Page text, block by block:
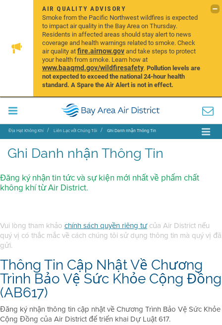
AIR QUALITY ADVISORY
Smoke from the Pacific Northwest wildfires is expected
to impact air quality in the Bay Area on Thursday.
Residents in affected areas should stay alert to news
coverage and health warnings related to smoke. Check
air quality atfire.airnow.govand take steps to protect
your health from smoke. Learn how at
www.baaqmd.gov/wildfiresafety.Pollution levels are
not expected to exceed the national 24-hour health
standard. A Spare the Air Alert is not in effect.
Địa Hạt Không Khí Liên Lạc với Chúng Tôi Ghi Danh nhận Thông Tin
Ghi Danh nhận Thông Tin
Đăng ký nhận tin tức và sự kiện mới nhất về phẩm chất
không khí từ Air District.
Vui lòng tham khảo chính sách quyền riêng tưcủa Air District nếu
quý vị có thắc mắc về cách chúng tôi sử dụng thông tin mà quý vị đã
gửi.
Thông Tin Cập Nhật Về Chương
Trình Bảo Vệ Sức Khỏe Cộng Đồng
(AB617)
Đăng ký nhận thông tin cập nhật về Chương Trình Bảo Vệ Sức Khỏe
Cộng Đồng của Air District để triển khai Dự Luật 617.